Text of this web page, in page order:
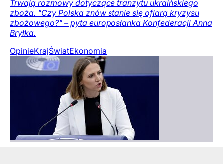
Trwają rozmowy dotyczące tranzytu ukraińskiego
zboża. "Czy Polska znów stanie się ofiarą kryzysu
zbożowego?" – pyta europosłanka Konfederacji Anna
Bryłka.
OpinieKrajŚwiatEkonomia